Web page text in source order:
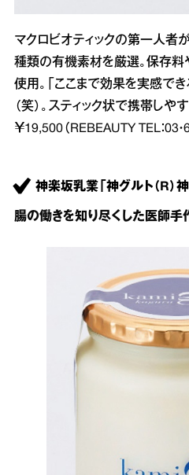
マクロビオティックの第一人者
種類の有機素材を厳選。保存
使用。「ここまで効果を実感で
（笑）。スティック状で携帯しや
￥19,500（REBEAUTY TEL：03・
神楽坂乳業「神グルト（R）神
腸の働きを知り尽くした医師手